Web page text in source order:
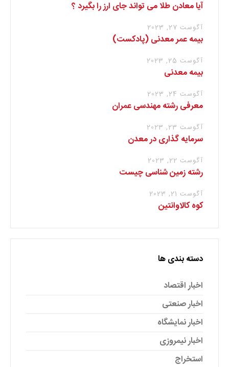
آیا معادن طلا می تواند جای ارز را بگیرد ؟
آگوست 27, 2023
بیمه عمر معدنی (پادکست)
آگوست 25, 2023
بیمه معدنی
آگوست 24, 2023
معرفی رشته مهندسی عمران
آگوست 23, 2023
سرمایه گذاری در معدن
آگوست 22, 2023
رشته زمین شناسی چیست
آگوست 21, 2023
کوه کالاوانتین
دسته بندی ها
اخبار اقتصاد
اخبار صنعتی
اخبار نمایشگاه
اخبار نیمروزی
استخراج